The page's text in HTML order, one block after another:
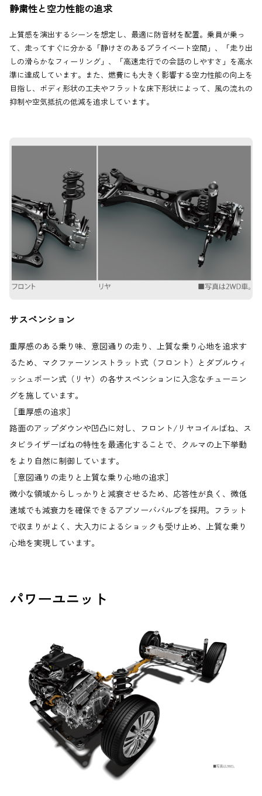
静粛性と空力性能の追求
上質感を演出するシーンを想定し、最適に防音材を配置。乗員が乗っ
て、走ってすぐに分かる「静けさのあるプライベート空間」、「走り出
しの滑らかなフィーリング」、「高速走行での会話のしやすさ」を高水
準に達成しています。また、燃費にも大きく影響する空力性能の向上を
目指し、ボディ形状の工夫やフラットな床下形状によって、風の流れの
抑制や空気抵抗の低減を追求しています。
サスペンション
重厚感のある乗り味、意図通りの走り、上質な乗り心地を追求す
るため、マクファーソンストラット式（フロント）とダブルウィ
ッシュボーン式（リヤ）の各サスペンションに入念なチューニン
グを施しています。
［重厚感の追求］
路面のアップダウンや凹凸に対し、フロント/リヤコイルばね、ス
タビライザーばねの特性を最適化することで、クルマの上下挙動
をより自然に制御しています。
［意図通りの走りと上質な乗り心地の追求］
微小な領域からしっかりと減衰させるため、応答性が良く、微低
速域でも減衰力を確保できるアブソーババルブを採用。フラット
で収まりがよく、大入力によるショックも受け止め、上質な乗り
心地を実現しています。
パワーユニット